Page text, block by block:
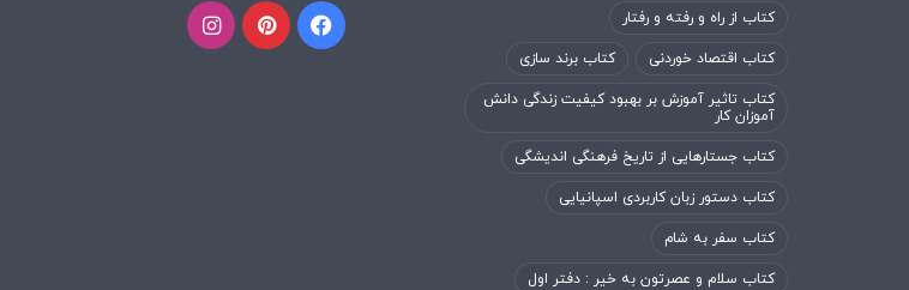
کتاب از راه و رفته و رفتار
کتاب اقتصاد خوردنی کتاب برند سازی
کتاب تاثیر آموزش بر بهبود کیفیت زندگی دانش
آموزان کار
کتاب جستارهایی از تاریخ فرهنگی اندیشگی
کتاب دستور زبان کاربردی اسپانیایی
کتاب سفر به شام
کتاب سلام و عصرتون به خیر : دفتر اول
فیسبوکپینتریستاینستاگرام